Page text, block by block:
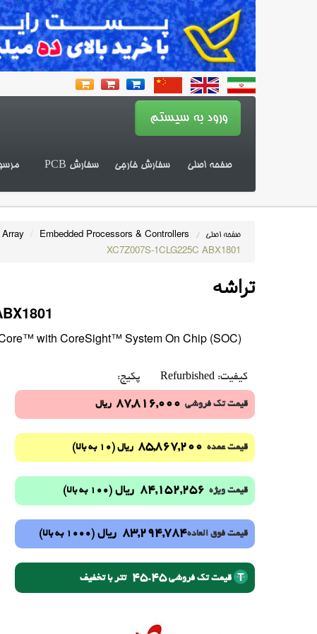
صفحه اصلی سفارش خارجی سفارش PCB
صفحه اصلی /
Embedded Processors & Controllers
/
XC7Z007S-1CLG225C ABX1801
تراشه
with CoreSight™ System On Chip (SOC)
کیفیت: Refurbished پکیج:
قیمت تک فروشی 87,816,000 ریال
قیمت عمده 85,867,200 ریال (10 به بالا)
قیمت ویژه 84,152,256 ریال (100 به بالا)
قیمت فوق العاده83,294,784 ریال (1000 به بالا)
قیمت تک فروشی45.45 تتر با تخفیف